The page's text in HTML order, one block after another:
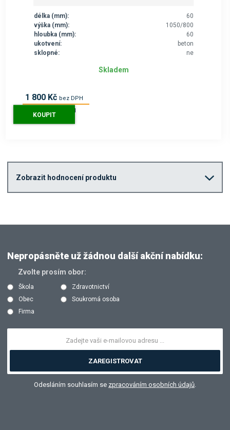
délka (mm):
60
výška (mm):
1050/800
hloubka (mm):
60
ukotvení:
beton
sklopné:
ne
1 800 Kč bez DPH
s DPH
Skladem
KOUPIT
Zobrazit hodnocení produktu
Nepropásněte už žádnou další akční nabídku:
Zvolte prosím obor:
Škola
Zdravotnictví
Obec
Soukromá osoba
Firma
ZAREGISTROVAT
Odesláním souhlasím se zpracováním osobních údajů